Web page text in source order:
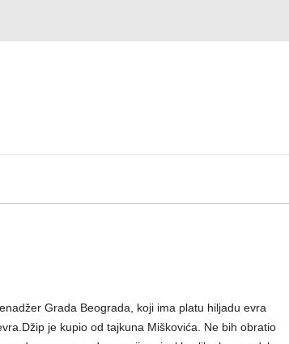
Grada Beograda, koji ima platu hiljadu evra
je kupio od tajkuna Miškovića. Ne bih obratio